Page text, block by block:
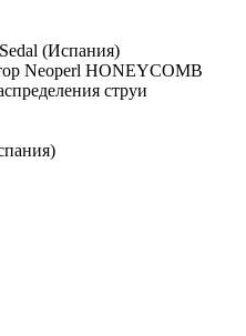
(Испания)
Neoperl HONEYCOMB
струи